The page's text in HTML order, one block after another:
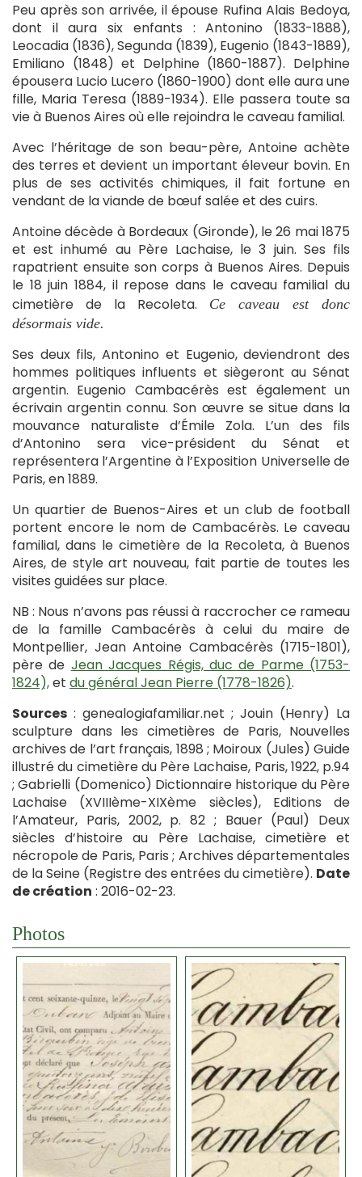
Peu après son arrivée, il épouse Rufina Alais Bedoya,
dont il aura six enfants : Antonino (1833-1888),
Leocadia (1836), Segunda (1839), Eugenio (1843-1889),
Emiliano (1848) et Delphine (1860-1887). Delphine
épousera Lucio Lucero (1860-1900) dont elle aura une
fille, Maria Teresa (1889-1934). Elle passera toute sa
vie à Buenos Aires où elle rejoindra le caveau familial.
Avec l’héritage de son beau-père, Antoine achète
des terres et devient un important éleveur bovin. En
plus de ses activités chimiques, il fait fortune en
vendant de la viande de bœuf salée et des cuirs.
Antoine décède à Bordeaux (Gironde), le 26 mai 1875
et est inhumé au Père Lachaise, le 3 juin. Ses fils
rapatrient ensuite son corps à Buenos Aires. Depuis
le 18 juin 1884, il repose dans le caveau familial du
cimetière de la Recoleta.
Ce caveau est donc
désormais vide.
Ses deux fils, Antonino et Eugenio, deviendront des
hommes politiques influents et siègeront au Sénat
argentin. Eugenio Cambacérès est également un
écrivain argentin connu. Son œuvre se situe dans la
mouvance naturaliste d’Émile Zola. L’un des fils
d’Antonino sera vice-président du Sénat et
représentera l’Argentine à l’Exposition Universelle de
Paris, en 1889.
Un quartier de Buenos-Aires et un club de football
portent encore le nom de Cambacérès. Le caveau
familial, dans le cimetière de la Recoleta, à Buenos
Aires, de style art nouveau, fait partie de toutes les
visites guidées sur place.
NB : Nous n’avons pas réussi à raccrocher ce rameau
de la famille Cambacérès à celui du maire de
Montpellier, Jean Antoine Cambacérès (1715-1801),
père de Jean Jacques Régis, duc de Parme (1753-
1824),et du général Jean Pierre (1778-1826).
Sources : genealogiafamiliar.net ; Jouin (Henry) La
sculpture dans les cimetières de Paris, Nouvelles
archives de l’art français, 1898 ; Moiroux (Jules) Guide
illustré du cimetière du Père Lachaise, Paris, 1922, p.94
; Gabrielli (Domenico) Dictionnaire historique du Père
Lachaise (XVIIIème-XIXème siècles), Editions de
l’Amateur, Paris, 2002, p. 82 ; Bauer (Paul) Deux
siècles d’histoire au Père Lachaise, cimetière et
nécropole de Paris, Paris ; Archives départementales
de la Seine (Registre des entrées du cimetière). Date
de création : 2016-02-23.
Photos